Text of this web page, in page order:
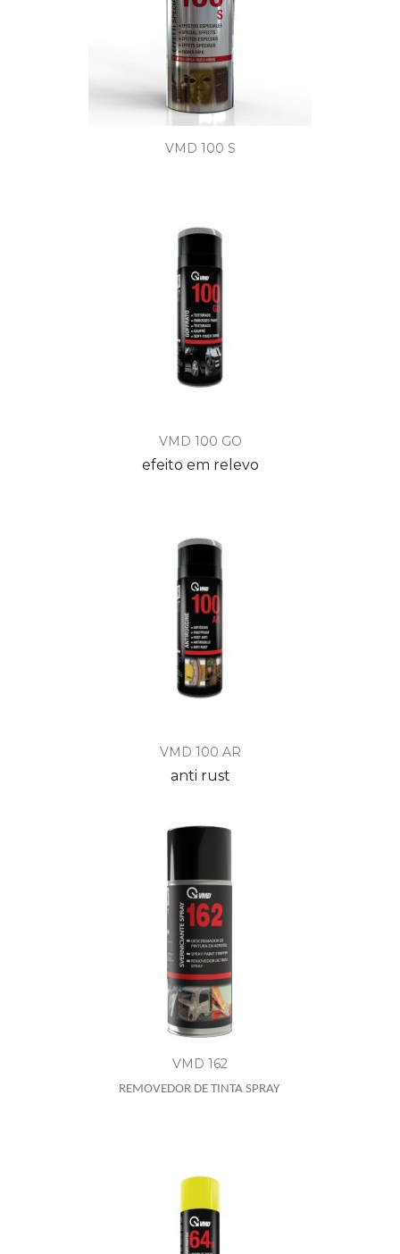
VMD 100 S
VMD 100 GO
efeito em relevo
VMD 100 AR
anti rust
VMD 162
REMOVEDOR DE TINTA SPRAY